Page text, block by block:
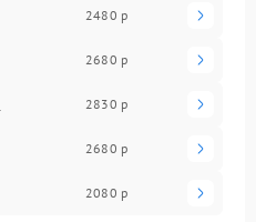
2480 р
2680 р
2830 р
2680 р
2080 р